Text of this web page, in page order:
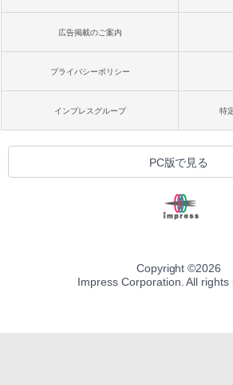
広告掲載のご案内
プライバシーポリシー
インプレスグループ 特
PC版で見る
Copyright ©2026
Impress Corporation. All rights